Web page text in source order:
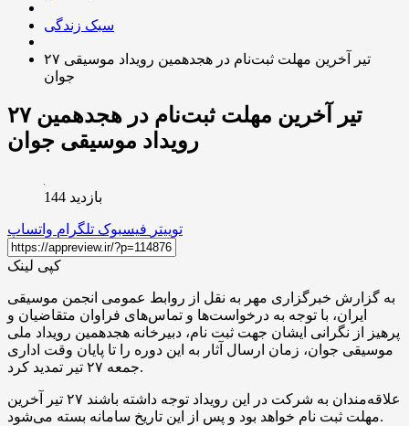
سبک زندگی
۲۷ تیر آخرین مهلت ثبت‌نام در هجدهمین رویداد موسیقی
جوان
۲۷ تیر آخرین مهلت ثبت‌نام در هجدهمین
رویداد موسیقی جوان
بازدید 144
توییتر فیسبوک تلگرام واتساپ
کپی لینک
به گزارش خبرگزاری مهر به نقل از روابط عمومی انجمن موسیقی
ایران، با توجه به درخواست‌ها و تماس‌های فراوان متقاضیان و
پرهیز از نگرانی ایشان جهت ثبت نام، دبیرخانه هجدهمین رویداد ملی
موسیقی جوان، زمان ارسال آثار به این دوره را تا پایان وقت اداری
جمعه ۲۷ تیر تمدید کرد.
علاقه‌مندان به شرکت در این رویداد توجه داشته باشند ۲۷ تیر آخرین
مهلت ثبت نام خواهد بود و پس از این تاریخ سامانه بسته می‌شود.